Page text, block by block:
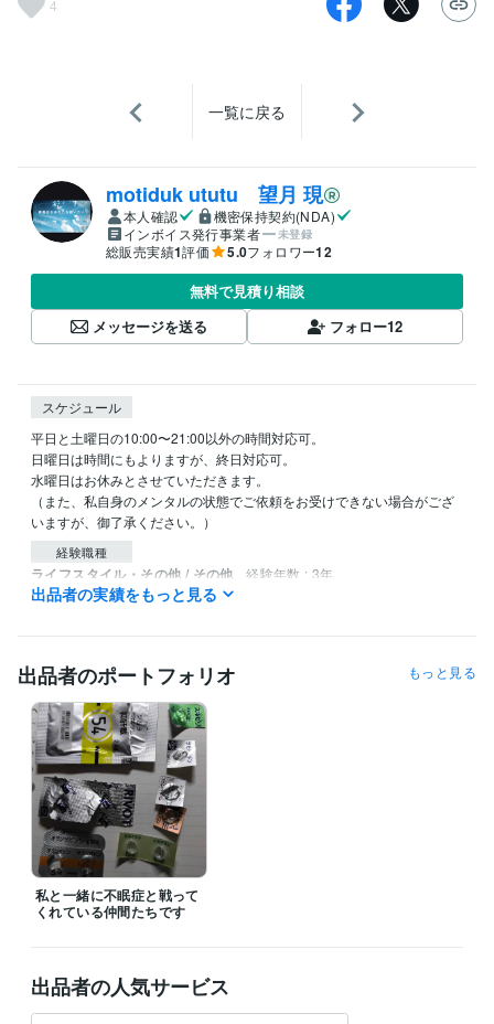
4
一覧に戻る
motiduk ututu 望月 現
本人確認
機密保持契約(NDA)
インボイス発行事業者
未登録
総販売実績1評価 5.0フォロワー12
無料で見積り相談
メッセージを送る
フォロー12
スケジュール
平日と土曜日の10:00〜21:00以外の時間対応可。
日曜日は時間にもよりますが、終日対応可。
水曜日はお休みとさせていただきます。
（また、私自身のメンタルの状態でご依頼をお受けできない場合がござ
いますが、御了承ください。）
経験職種
ライフスタイル・その他 / その他 経験年数 : 3年
旧帝大 2014年3月 ~ 2016年2月
出品者の実績をもっと見る
出品者のポートフォリオ もっと見る
私と一緒に不眠症と戦って
くれている仲間たちです
出品者の人気サービス